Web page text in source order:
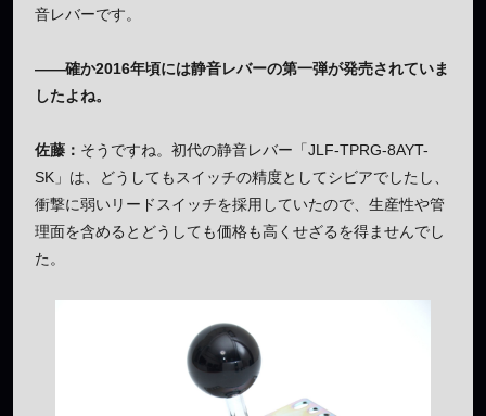
音レバーです。
——確か2016年頃には静音レバーの第一弾が発売されていま
したよね。
佐藤： そうですね。初代の静音レバー「JLF-TPRG-8AYT-
SK」は、どうしてもスイッチの精度としてシビアでしたし、
衝撃に弱いリードスイッチを採用していたので、生産性や管
理面を含めるとどうしても価格も高くせざるを得ませんでし
た。